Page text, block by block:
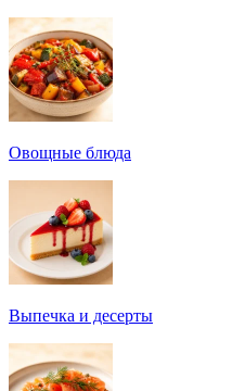
Овощные блюда
Выпечка и десерты